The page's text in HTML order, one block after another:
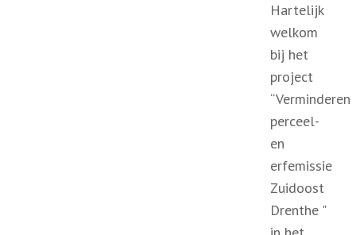
Hartelijk
welkom
bij het
project
“Verminderen
perceel-
en
erfemissie
Zuidoost
Drenthe "